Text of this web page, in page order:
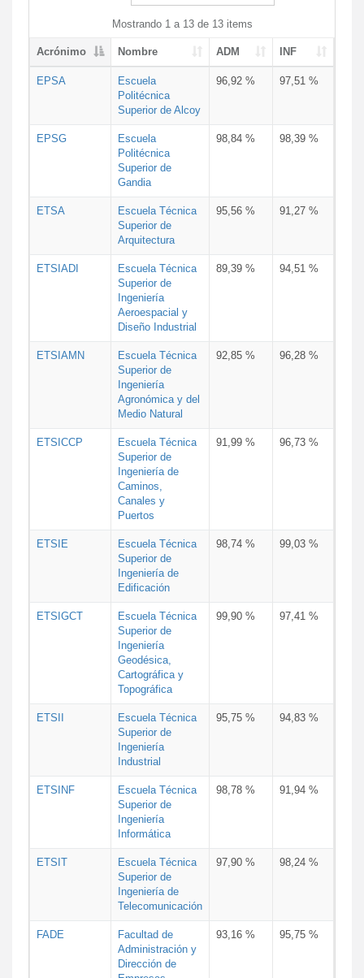
Mostrando 1 a 13 de 13 items
Acrónimo Nombre ADM INF
EPSA
Escuela
Politécnica
Superior de Alcoy
96,92 % 97,51 %
EPSG
Escuela
Politécnica
Superior de
Gandia
98,84 % 98,39 %
ETSA
Escuela Técnica
Superior de
Arquitectura
95,56 % 91,27 %
ETSIADI
Escuela Técnica
Superior de
Ingeniería
Aeroespacial y
Diseño Industrial
89,39 % 94,51 %
ETSIAMN
Escuela Técnica
Superior de
Ingeniería
Agronómica y del
Medio Natural
92,85 % 96,28 %
ETSICCP
Escuela Técnica
Superior de
Ingeniería de
Caminos,
Canales y
Puertos
91,99 % 96,73 %
ETSIE
Escuela Técnica
Superior de
Ingeniería de
Edificación
98,74 % 99,03 %
ETSIGCT
Escuela Técnica
Superior de
Ingeniería
Geodésica,
Cartográfica y
Topográfica
99,90 % 97,41 %
ETSII
Escuela Técnica
Superior de
Ingeniería
Industrial
95,75 % 94,83 %
ETSINF
Escuela Técnica
Superior de
Ingeniería
Informática
98,78 % 91,94 %
ETSIT
Escuela Técnica
Superior de
Ingeniería de
Telecomunicación
97,90 % 98,24 %
FADE
Facultad de
Administración y
Dirección de
93,16 % 95,75 %